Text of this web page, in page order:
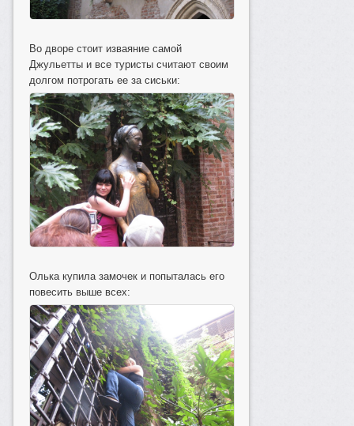
Во дворе стоит изваяние самой
Джульетты и все туристы считают своим
долгом потрогать ее за сиськи:
Олька купила замочек и попыталась его
повесить выше всех: